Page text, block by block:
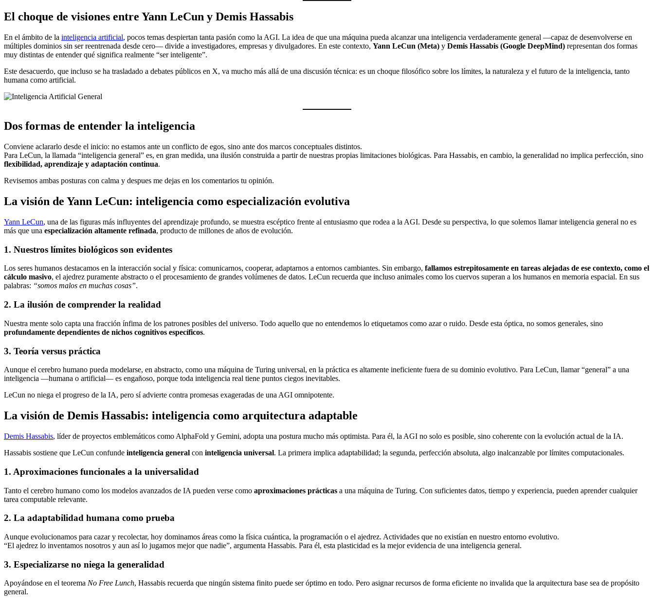
El choque de visiones entre Yann LeCun y Demis Hassabis
En el ámbito de la inteligencia artificial, pocos temas despiertan tanta pasión como la AGI. La idea de que una máquina pueda alcanzar una inteligencia verdaderamente general —capaz de desenvolverse en
múltiples dominios sin ser reentrenada desde cero— divide a investigadores, empresas y divulgadores. En este contexto, Yann LeCun (Meta) y Demis Hassabis (Google DeepMind) representan dos formas
muy distintas de entender qué significa realmente “ser inteligente”.
Este desacuerdo, que incluso se ha trasladado a debates públicos en X, va mucho más allá de una discusión técnica: es un choque filosófico sobre los límites, la naturaleza y el futuro de la inteligencia, tanto
humana como artificial.
Dos formas de entender la inteligencia
Conviene aclararlo desde el inicio: no estamos ante un conflicto de egos, sino ante dos marcos conceptuales distintos.
Para LeCun, la llamada “inteligencia general” es, en gran medida, una ilusión construida a partir de nuestras propias limitaciones biológicas. Para Hassabis, en cambio, la generalidad no implica perfección, sino
flexibilidad, aprendizaje y adaptación continua.
Revisemos ambas posturas con calma y despues me dejas en los comentarios tu opinión.
La visión de Yann LeCun: inteligencia como especialización evolutiva
Yann LeCun, una de las figuras más influyentes del aprendizaje profundo, se muestra escéptico frente al entusiasmo que rodea a la AGI. Desde su perspectiva, lo que solemos llamar inteligencia general no es
más que una especialización altamente refinada, producto de millones de años de evolución.
1. Nuestros límites biológicos son evidentes
Los seres humanos destacamos en la interacción social y física: comunicarnos, cooperar, adaptarnos a entornos cambiantes. Sin embargo, fallamos estrepitosamente en tareas alejadas de ese contexto, como el
cálculo masivo, el ajedrez puramente abstracto o el procesamiento de grandes volúmenes de datos. LeCun recuerda que incluso animales como los cuervos superan a los humanos en memoria espacial. En sus
palabras: “somos malos en muchas cosas”.
2. La ilusión de comprender la realidad
Nuestra mente solo capta una fracción ínfima de los patrones posibles del universo. Todo aquello que no entendemos lo etiquetamos como azar o ruido. Desde esta óptica, no somos generales, sino
profundamente dependientes de nichos cognitivos específicos.
3. Teoría versus práctica
Aunque el cerebro humano pueda modelarse, en abstracto, como una máquina de Turing universal, en la práctica es altamente ineficiente fuera de su dominio evolutivo. Para LeCun, llamar “general” a una
inteligencia —humana o artificial— es engañoso, porque toda inteligencia real tiene puntos ciegos inevitables.
LeCun no niega el progreso de la IA, pero sí advierte contra promesas exageradas de una AGI omnipotente.
La visión de Demis Hassabis: inteligencia como arquitectura adaptable
Demis Hassabis, líder de proyectos emblemáticos como AlphaFold y Gemini, adopta una postura mucho más optimista. Para él, la AGI no solo es posible, sino coherente con la evolución actual de la IA.
Hassabis sostiene que LeCun confunde inteligencia general con inteligencia universal. La primera implica adaptabilidad; la segunda, perfección absoluta, algo inalcanzable por límites computacionales.
1. Aproximaciones funcionales a la universalidad
Tanto el cerebro humano como los modelos avanzados de IA pueden verse como aproximaciones prácticas a una máquina de Turing. Con suficientes datos, tiempo y experiencia, pueden aprender cualquier
tarea computable relevante.
2. La adaptabilidad humana como prueba
Aunque evolucionamos para cazar y recolectar, hoy dominamos áreas como la física cuántica, la programación o el ajedrez. Actividades que no existían en nuestro entorno evolutivo.
“El ajedrez lo inventamos nosotros y aun así lo jugamos mejor que nadie”, argumenta Hassabis. Para él, esta plasticidad es la mejor evidencia de una inteligencia general.
3. Especializarse no niega la generalidad
Apoyándose en el teorema No Free Lunch, Hassabis recuerda que ningún sistema finito puede ser óptimo en todo. Pero asignar recursos de forma eficiente no invalida que la arquitectura base sea de propósito
general.